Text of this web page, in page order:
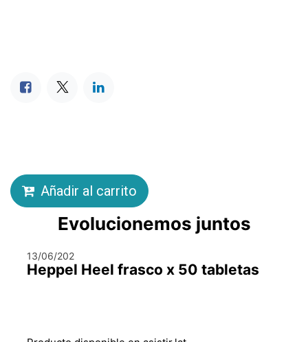
Añadir al carrito
Evolucionemos juntos
13/06/202
Heppel Heel frasco x 50 tabletas